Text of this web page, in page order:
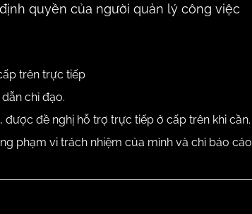
quyền của người quản lý công việc
trên trực tiếp
chỉ đạo.
được đề nghị hỗ trợ trực tiếp ở cấp trên khi cần.
phạm vi trách nhiệm của mình và chỉ báo cáo